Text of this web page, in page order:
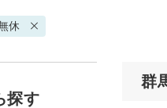
休
群
探す